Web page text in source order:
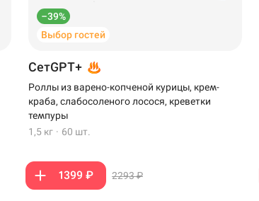
–39%
Выбор гостей
СетGPT+
Роллы из варено-копченой курицы, крем-
краба, слабосоленого лосося, креветки
темпуры
1,5 кг · 60 шт.
1399 ₽ 2293 ₽